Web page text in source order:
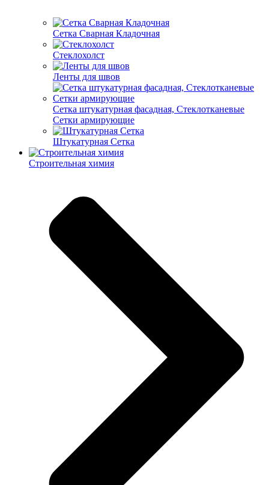
Cетка Сварная Кладочная
Cтеклохолст
Ленты для швов
Сетка штукатурная фасадная, Стеклотканевые
Сетки армирующие
Штукатурная Сетка
Строительная химия